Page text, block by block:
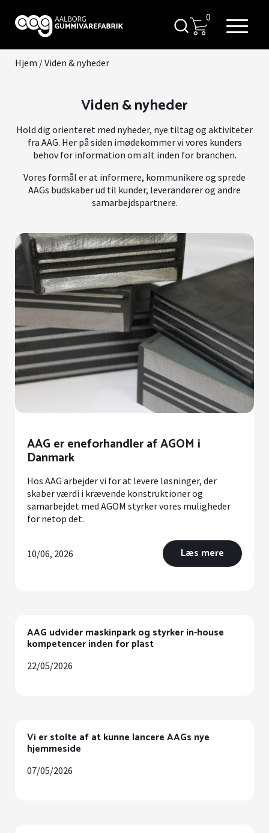
0
Hjem /Viden & nyheder
Viden & nyheder
Hold dig orienteret med nyheder, nye tiltag og aktiviteter
fra AAG. Her på siden imødekommer vi vores kunders
behov for information om alt inden for branchen.
Vores formål er at informere, kommunikere og sprede
AAGs budskaber ud til kunder, leverandører og andre
samarbejdspartnere.
AAG er eneforhandler af AGOM i
Danmark
Hos AAG arbejder vi for at levere løsninger, der
skaber værdi i krævende konstruktioner og
samarbejdet med AGOM styrker vores muligheder
for netop det.
10/06, 2026 Læs mere
AAG udvider maskinpark og styrker in-house
kompetencer inden for plast
22/05/2026
Vi er stolte af at kunne lancere AAGs nye
hjemmeside
07/05/2026